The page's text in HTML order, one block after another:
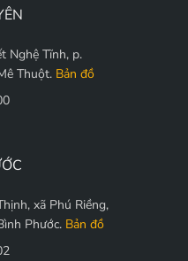
Nghệ Tĩnh, p.
Thuột. Bản đồ
xã Phú Riềng,
Phước. Bản đồ